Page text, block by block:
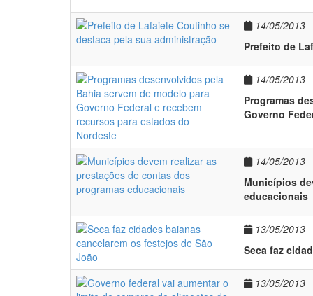
14/05/2013
Prefeito de
14/05/2013
Programas
Governo
14/05/2013
Municípios
educacionais
13/05/2013
Seca faz
13/05/2013